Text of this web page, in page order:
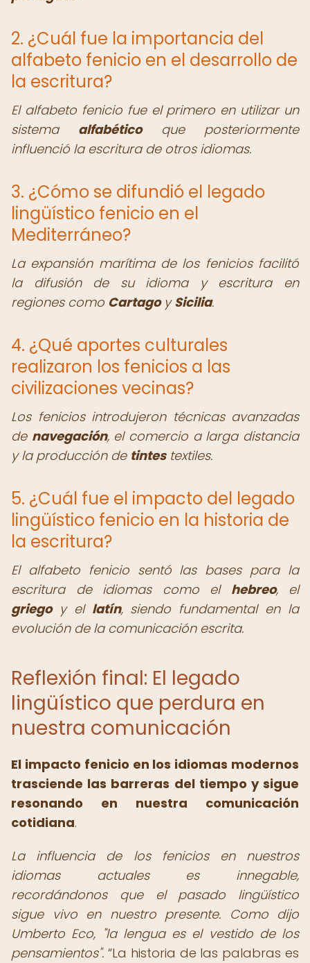
2. ¿Cuál fue la importancia del
alfabeto fenicio en el desarrollo de
la escritura?
El alfabeto fenicio fue el primero en utilizar un
sistema alfabéticoque posteriormente
influenció la escritura de otros idiomas.
3. ¿Cómo se difundió el legado
lingüístico fenicio en el
Mediterráneo?
La expansión marítima de los fenicios facilitó
la difusión de su idioma y escritura en
regiones como CartagoySicilia.
4. ¿Qué aportes culturales
realizaron los fenicios a las
civilizaciones vecinas?
Los fenicios introdujeron técnicas avanzadas
de navegación, el comercio a larga distancia
y la producción de tintestextiles.
5. ¿Cuál fue el impacto del legado
lingüístico fenicio en la historia de
la escritura?
El alfabeto fenicio sentó las bases para la
escritura de idiomas como el hebreo, el
griegoy el latín, siendo fundamental en la
evolución de la comunicación escrita.
Reflexión final: El legado
lingüístico que perdura en
nuestra comunicación
El impacto fenicio en los idiomas modernos
trasciende las barreras del tiempo y sigue
resonando en nuestra comunicación
cotidiana.
La influencia de los fenicios en nuestros
idiomas actuales es innegable,
recordándonos que el pasado lingüístico
sigue vivo en nuestro presente. Como dijo
Umberto Eco, "la lengua es el vestido de los
pensamientos". La historia de las palabras es